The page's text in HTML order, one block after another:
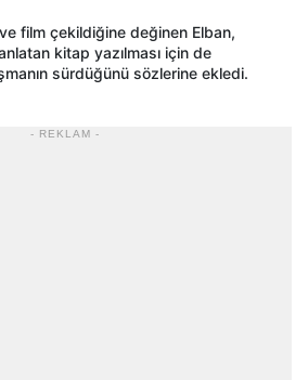
film çekildiğine değinen Elban,
kitap yazılması için de
sürdüğünü sözlerine ekledi.
- REKLAM -